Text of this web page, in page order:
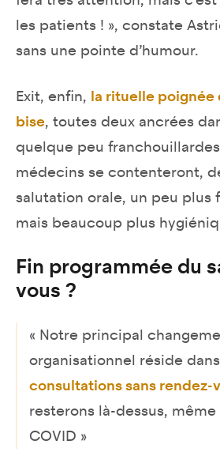
les patients ! », constate
sans une pointe d’humour.
Exit, enfin, la rituelle poignée
bise, toutes deux ancrées
quelque peu
médecins se contenteront,
salutation orale, un peu plus
mais beaucoup plus
Fin programmée du
vous ?
« Notre principal
organisationnel réside dans
consultations sans rendez-
resterons là-dessus,
COVID »